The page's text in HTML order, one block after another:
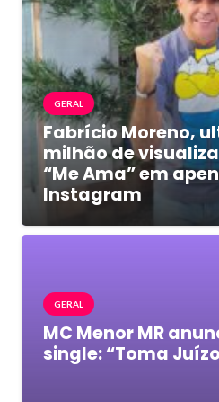
GERAL
Fabrício Moreno,
milhão de
“Me Ama” em
Instagram
GERAL
MC Menor MR
single: “Toma